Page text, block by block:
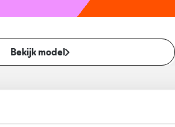
Bekijk model